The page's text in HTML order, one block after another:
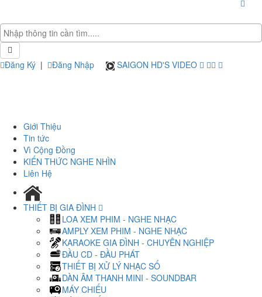
Đăng Ký | Đăng Nhập SAIGON HD'S VIDEO
Giới Thiệu
Tin tức
Vì Cộng Đồng
KIẾN THỨC NGHE NHÌN
Liên Hệ
THIẾT BỊ GIA ĐÌNH
LOA XEM PHIM - NGHE NHẠC
AMPLY XEM PHIM - NGHE NHẠC
KARAOKE GIA ĐÌNH - CHUYÊN NGHIỆP
ĐẦU CD - ĐẦU PHÁT
THIẾT BỊ XỬ LÝ NHẠC SỐ
DÀN ÂM THANH MINI - SOUNDBAR
MÁY CHIẾU